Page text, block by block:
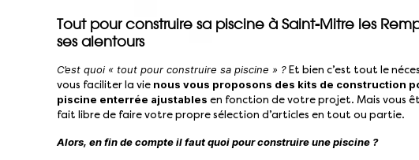
Tout pour construire sa piscine à Saint-Mitre les
ses alentours
C’est quoi « tout pour construire sa piscine » ? Et bien c’est tout le
vous faciliter la vie nous vous proposons des kits de construction
piscine enterrée ajustables en fonction de votre projet. Mais vous
fait libre de faire votre propre sélection d’articles en tout ou partie.
Alors, en fin de compte il faut quoi pour construire une piscine ?